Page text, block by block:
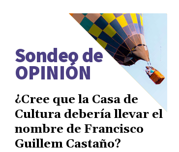
Sondeo de
OPINIÓN
¿Cree que la Casa de
Cultura debería llevar el
nombre de Francisco
Guillem Castaño?